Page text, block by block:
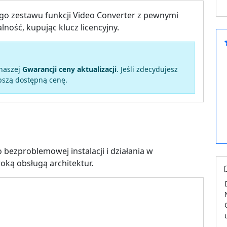
zestawu funkcji Video Converter z pewnymi
kupując klucz licencyjny.
Gwarancji ceny aktualizacji. Jeśli zdecydujesz
dostępną cenę.
instalacji i działania w
obsługą architektur.